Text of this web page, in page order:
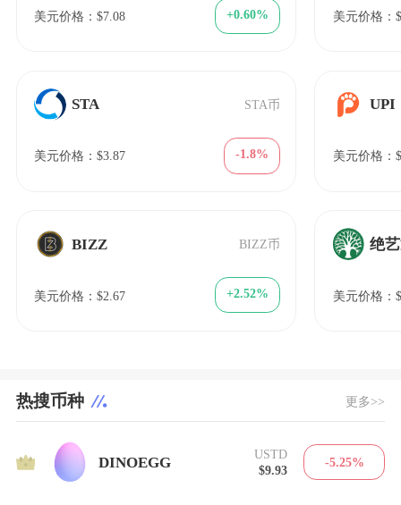
美元价格：$7.08 +0.60%
STA STA币
美元价格：$3.87 -1.8%
BIZZ BIZZ币
美元价格：$2.67 +2.52%
美元价格：
UPI
美元价格：
绝
美元价格：
热搜币种 更多>>
1 DINOEGG
USTD
$9.93
-5.25%